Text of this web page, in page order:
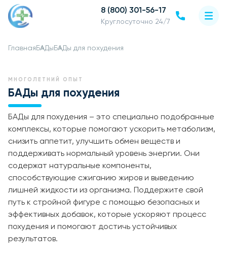
8 (800) 301-56-17
Круглосуточно 24/7
Главная БАДы БАДы для похудения
МНОГОЛЕТНИЙ ОПЫТ
БАДы для похудения
БАДы для похудения – это специально подобранные
комплексы, которые помогают ускорить метаболизм,
снизить аппетит, улучшить обмен веществ и
поддерживать нормальный уровень энергии. Они
содержат натуральные компоненты,
способствующие сжиганию жиров и выведению
лишней жидкости из организма. Поддержите свой
путь к стройной фигуре с помощью безопасных и
эффективных добавок, которые ускоряют процесс
похудения и помогают достичь устойчивых
результатов.